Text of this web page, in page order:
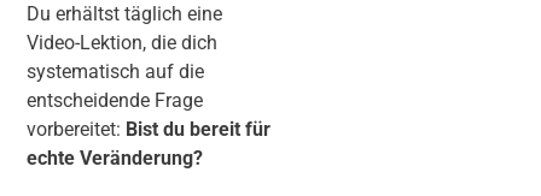
Du erhältst täglich eine
Video-Lektion, die dich
systematisch auf die
entscheidende Frage
vorbereitet: Bist du bereit für
echte Veränderung?